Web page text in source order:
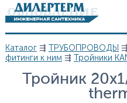
Перейти к основному
Вы здесь
Каталог⇶ ТРУБОПРОВОДЫ ⇶
фитинги к ним⇶ Тройники
Тройник